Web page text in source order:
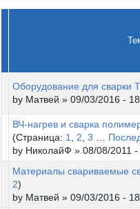
Оборудование для сварки
by Матвей » 09/03/2016 -
ВЧ-нагрев и сварка
(Страница: 1 2 3
by НиколайФ » 08/08/2011 -
Материалы свариваемые
2)
by Матвей » 09/03/2016 -